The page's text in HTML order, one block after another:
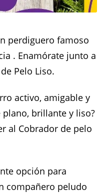
perdiguero famoso
. Enamórate junto a
Pelo Liso.
activo, amigable y
brillante y liso?
al Cobrador de pelo
opción para
compañero peludo